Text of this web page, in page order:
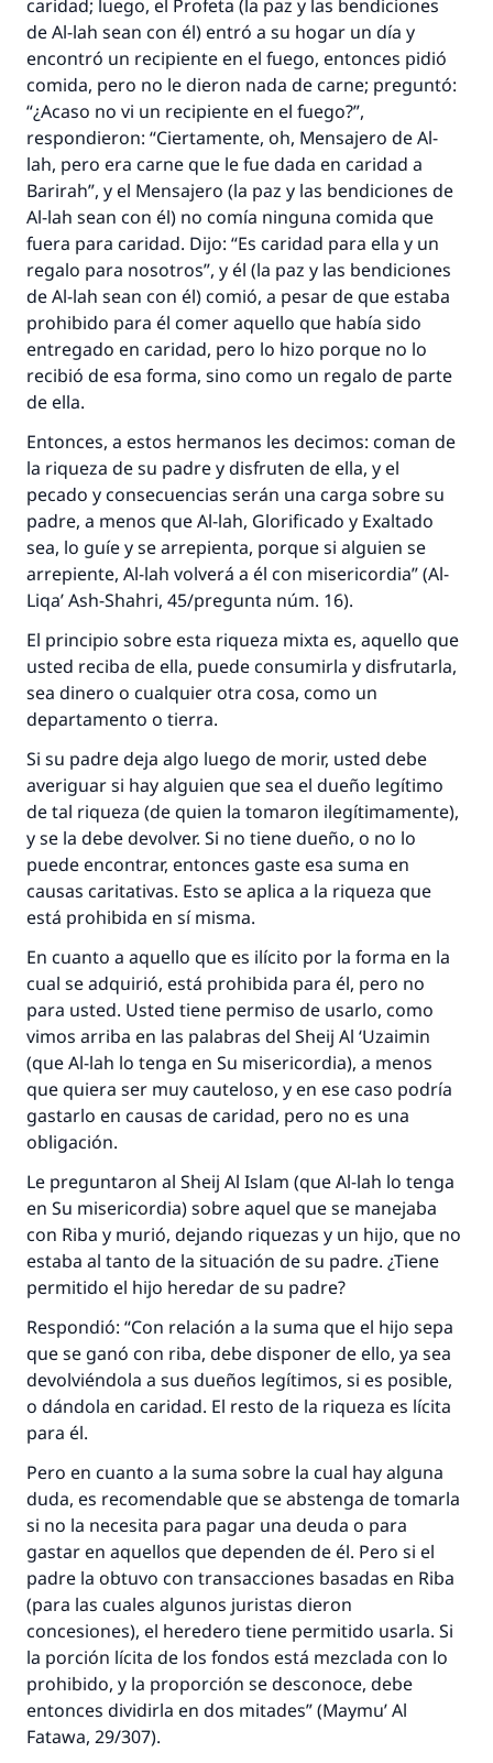
caridad; luego, el Profeta (la paz y las bendiciones
de Al-lah sean con él) entró a su hogar un día y
encontró un recipiente en el fuego, entonces pidió
comida, pero no le dieron nada de carne; preguntó:
“¿Acaso no vi un recipiente en el fuego?”,
respondieron: “Ciertamente, oh, Mensajero de Al-
lah, pero era carne que le fue dada en caridad a
Barirah”, y el Mensajero (la paz y las bendiciones de
Al-lah sean con él) no comía ninguna comida que
fuera para caridad. Dijo: “Es caridad para ella y un
regalo para nosotros”, y él (la paz y las bendiciones
de Al-lah sean con él) comió, a pesar de que estaba
prohibido para él comer aquello que había sido
entregado en caridad, pero lo hizo porque no lo
recibió de esa forma, sino como un regalo de parte
de ella.
Entonces, a estos hermanos les decimos: coman de
la riqueza de su padre y disfruten de ella, y el
pecado y consecuencias serán una carga sobre su
padre, a menos que Al-lah, Glorificado y Exaltado
sea, lo guíe y se arrepienta, porque si alguien se
arrepiente, Al-lah volverá a él con misericordia” (Al-
Liqa’ Ash-Shahri, 45/pregunta núm. 16).
El principio sobre esta riqueza mixta es, aquello que
usted reciba de ella, puede consumirla y disfrutarla,
sea dinero o cualquier otra cosa, como un
departamento o tierra.
Si su padre deja algo luego de morir, usted debe
averiguar si hay alguien que sea el dueño legítimo
de tal riqueza (de quien la tomaron ilegítimamente),
y se la debe devolver. Si no tiene dueño, o no lo
puede encontrar, entonces gaste esa suma en
causas caritativas. Esto se aplica a la riqueza que
está prohibida en sí misma.
En cuanto a aquello que es ilícito por la forma en la
cual se adquirió, está prohibida para él, pero no
para usted. Usted tiene permiso de usarlo, como
vimos arriba en las palabras del Sheij Al ‘Uzaimin
(que Al-lah lo tenga en Su misericordia), a menos
que quiera ser muy cauteloso, y en ese caso podría
gastarlo en causas de caridad, pero no es una
obligación.
Le preguntaron al Sheij Al Islam (que Al-lah lo tenga
en Su misericordia) sobre aquel que se manejaba
con Riba y murió, dejando riquezas y un hijo, que no
estaba al tanto de la situación de su padre. ¿Tiene
permitido el hijo heredar de su padre?
Respondió: “Con relación a la suma que el hijo sepa
que se ganó con riba, debe disponer de ello, ya sea
devolviéndola a sus dueños legítimos, si es posible,
o dándola en caridad. El resto de la riqueza es lícita
para él.
Pero en cuanto a la suma sobre la cual hay alguna
duda, es recomendable que se abstenga de tomarla
si no la necesita para pagar una deuda o para
gastar en aquellos que dependen de él. Pero si el
padre la obtuvo con transacciones basadas en Riba
(para las cuales algunos juristas dieron
concesiones), el heredero tiene permitido usarla. Si
la porción lícita de los fondos está mezclada con lo
prohibido, y la proporción se desconoce, debe
entonces dividirla en dos mitades” (Maymu’ Al
Fatawa, 29/307).